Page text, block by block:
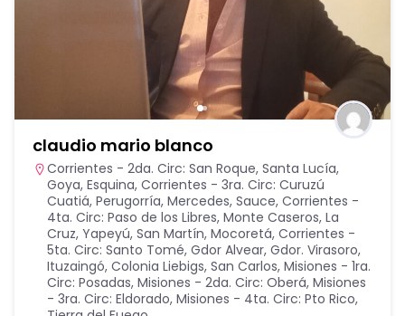
claudio mario blanco
Corrientes - 2da. Circ: San Roque, Santa Lucía,
Goya, Esquina, Corrientes - 3ra. Circ: Curuzú
Cuatiá, Perugorría, Mercedes, Sauce, Corrientes -
4ta. Circ: Paso de los Libres, Monte Caseros, La
Cruz, Yapeyú, San Martín, Mocoretá, Corrientes -
5ta. Circ: Santo Tomé, Gdor Alvear, Gdor. Virasoro,
Ituzaingó, Colonia Liebigs, San Carlos, Misiones - 1ra.
Circ: Posadas, Misiones - 2da. Circ: Oberá, Misiones
- 3ra. Circ: Eldorado, Misiones - 4ta. Circ: Pto Rico,